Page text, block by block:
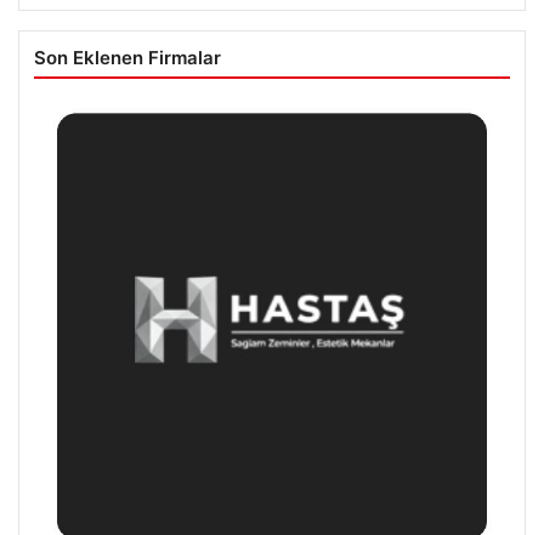
Son Eklenen Firmalar